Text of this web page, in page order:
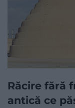
Răcire fără
antică ce